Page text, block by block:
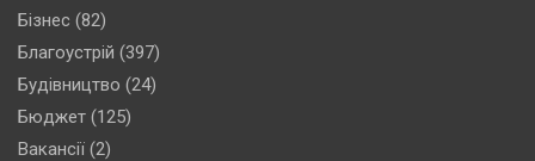
Бізнес (82)
Благоустрій (397)
Будівництво (24)
Бюджет (125)
Вакансії (2)